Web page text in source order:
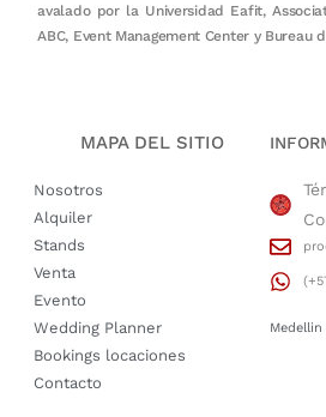
avalado por la Universidad Eafit,
ABC, Event Management Center y Bureau
MAPA DEL SITIO
Nosotros
Alquiler
Stands
Venta
Evento
Wedding Planner
Bookings locaciones
Contacto